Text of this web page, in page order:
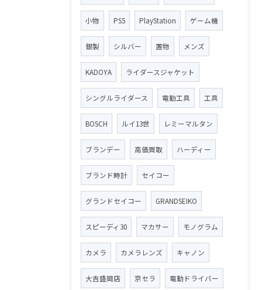
小物 PS5 PlayStation ゲーム機
銀製 シルバー 置物 メンズ
KADOYA ライダースジャケット
シングルライダース 電動工具 工具
BOSCH ルイ13世 レミーマルタン
ブランデー 高価買取 ハーディー
ブランド時計 セイコー
グランドセイコー GRANDSEIKO
スピーディ30 マカサー モノグラム
カメラ カメラレンズ キャノン
大吉盛岡店 京セラ 電動ドライバー